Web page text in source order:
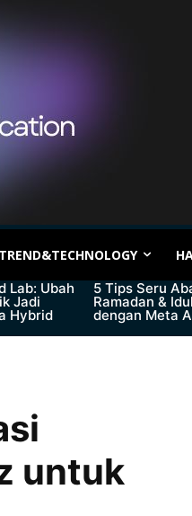
TREND&TECHNOLOGY
Lab: Ubah
Jadi
Hybrid
5 Tips Seru
Ramadan &
dengan Meta
untuk